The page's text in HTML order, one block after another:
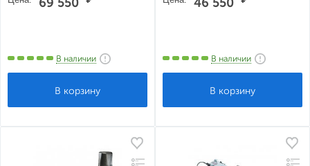
В наличии В наличии